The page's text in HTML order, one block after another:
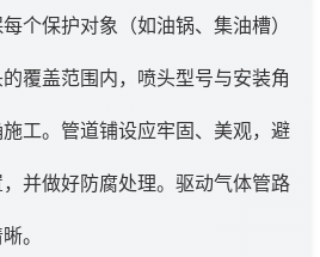
个保护对象（如油锅、集油槽）
覆盖范围内，喷头型号与安装角
工。管道铺设应牢固、美观，避
并做好防腐处理。驱动气体管路
。